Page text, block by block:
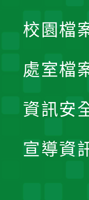
校園檔
處室檔
資訊安
宣導資